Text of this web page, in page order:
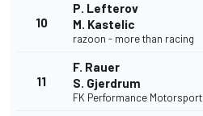
10
P. Lefterov
M. Kastelic
razoon - more than racing
11
F. Rauer
S. Gjerdrum
FK Performance Motorsport